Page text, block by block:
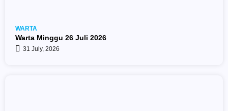
WARTA
Warta Minggu 26 Juli 2026
31 July, 2026